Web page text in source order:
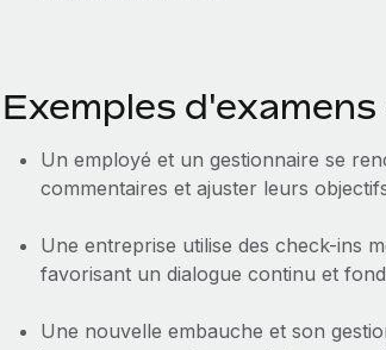
Exemples
Un employé et un gestionnaire se
commentaires et ajuster leurs
Une entreprise utilise des check-ins
favorisant un dialogue continu et
Une nouvelle embauche et son